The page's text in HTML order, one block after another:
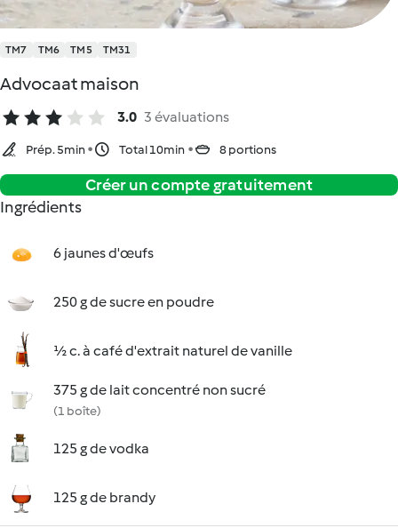
TM7 TM6 TM5 TM31
Advocaat maison
3.0 3 évaluations
Prép. 5min Total 10min 8 portions
Créer un compte gratuitement
Ingrédients
6 jaunes d'œufs
250 g de sucre en poudre
½ c. à café d'extrait naturel de vanille
375 g de lait concentré non sucré
(1 boîte)
125 g de vodka
125 g de brandy